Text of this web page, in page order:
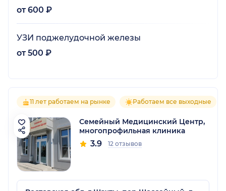
от 600 ₽
УЗИ поджелудочной железы
от 500 ₽
11 лет работаем на рынке Работаем все выходные
Семейный Медицинский Центр,
многопрофильная клиника
3.9 12 отзывов